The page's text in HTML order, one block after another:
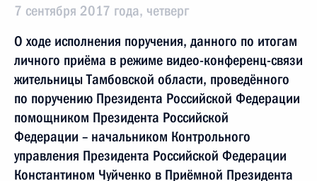
7 сентября 2017 года, четверг
О ходе исполнения поручения, данного по итогам
личного приёма в режиме видео-конференц-связи
жительницы Тамбовской области, проведённого
по поручению Президента Российской Федерации
помощником Президента Российской
Федерации – начальником Контрольного
управления Президента Российской Федерации
Константином Чуйченко в Приёмной Президента